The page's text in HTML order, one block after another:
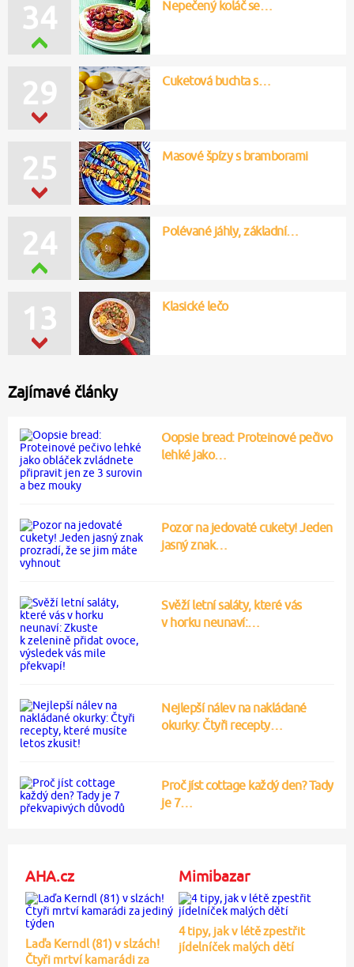
34 Nepečený koláč se…
29 Cuketová buchta s…
25 Masové špízy s bramborami
24 Polévané jáhly, základní…
13 Klasické lečo
Zajímavé články
Oopsie bread: Proteinové pečivo
lehké jako…
Pozor na jedovaté cukety! Jeden
jasný znak…
Svěží letní saláty, které vás
v horku neunaví:…
Nejlepší nálev na nakládané
okurky: Čtyři recepty…
Proč jíst cottage každý den? Tady
je 7…
AHA.cz
Laďa Kerndl (81) v slzách!
Čtyři mrtví kamarádi za
Mimibazar
4 tipy, jak v létě zpestřit
jídelníček malých dětí